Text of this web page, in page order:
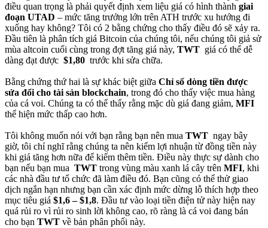
điều quan trọng là phải quyết định xem liệu giá có hình thành giai
đoạn UTAD – mức tăng trưởng lớn trên ATH trước xu hướng đi
xuống hay không? Tôi có 2 bằng chứng cho thấy điều đó sẽ xảy ra.
Đầu tiên là phân tích giá Bitcoin của chúng tôi, nếu chúng tôi giả sử
mùa altcoin cuối cùng trong đợt tăng giá này, TWT giá có thể dễ
dàng đạt được $1,80 trước khi sửa chữa.
Bằng chứng thứ hai là sự khác biệt giữa Chỉ số dòng tiền được
sửa đổi cho tài sản blockchain, trong đó cho thấy việc mua hàng
của cá voi. Chúng ta có thể thấy rằng mặc dù giá đang giảm, MFI
thể hiện mức thấp cao hơn.
Tôi không muốn nói với bạn rằng bạn nên mua TWT ngay bây
giờ, tôi chỉ nghĩ rằng chúng ta nên kiếm lợi nhuận từ đồng tiền này
khi giá tăng hơn nữa để kiếm thêm tiền. Điều này thực sự dành cho
bạn nếu bạn mua TWT trong vùng màu xanh lá cây trên MFI, khi
các nhà đầu tư tổ chức đã làm điều đó. Bạn cũng có thể thử giao
dịch ngắn hạn nhưng bạn cần xác định mức dừng lỗ thích hợp theo
mục tiêu giá $1,6 – $1,8. Đầu tư vào loại tiền điện tử này hiện nay
quá rủi ro vì rủi ro sinh lời không cao, rõ ràng là cá voi đang bán
cho bạn TWT về bản phân phối này.